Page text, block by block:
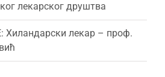
лекарског друштва
лекар – проф.